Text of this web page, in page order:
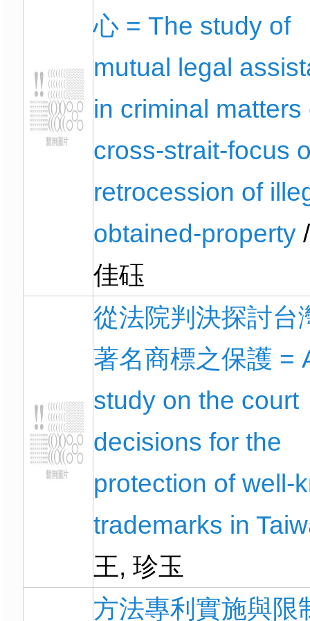
心 = The study of
mutual legal
in criminal matters
cross-strait-focus
retrocession of
obtained-property
佳砡
從法院判決探討台
著名商標之保護 =
study on the court
decisions for the
protection of well-
trademarks in
王, 珍玉
方法專利實施與限